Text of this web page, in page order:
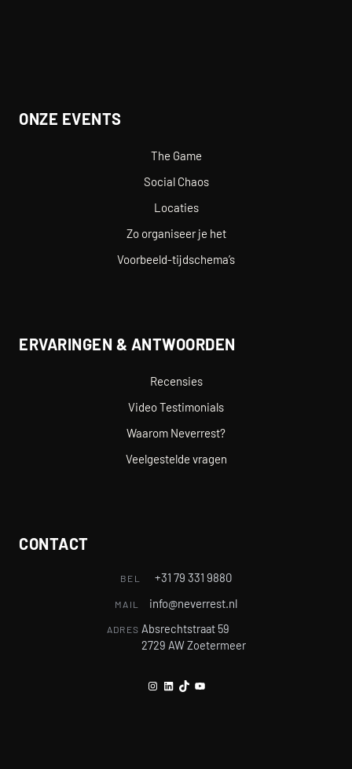
ONZE EVENTS
The Game
Social Chaos
Locaties
Zo organiseer je het
Voorbeeld-tijdschema’s
ERVARINGEN & ANTWOORDEN
Recensies
Video Testimonials
Waarom Neverrest?
Veelgestelde vragen
CONTACT
BEL +31 79 331 9880
MAIL info@neverrest.nl
ADRES Absrechtstraat 59
2729 AW Zoetermeer
Instagram
LinkedIn
TikTokYouTube